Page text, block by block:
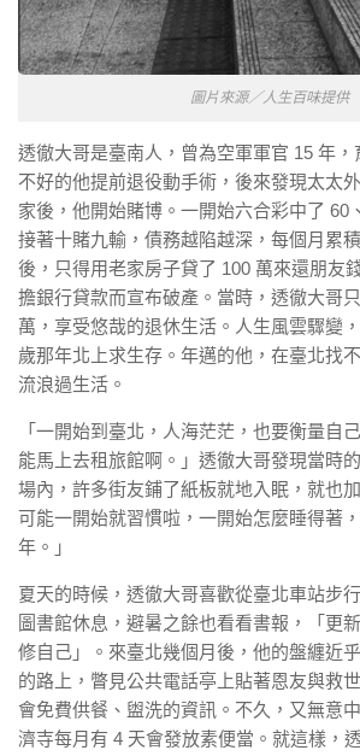
圖片來源／人生百味提供
透徹大哥是臺南人，曾為空軍軍官 15 年
不好的他提前退役動手術，後來發現太太
家後，他開始賭博。一開始六合彩中了 60
接著十賭九輸，債務越陷越深，每個月累
後，只得用老家房子貸了 100 萬來還朋友
擔銀行貸款而宣布破產。當時，透徹大哥
萬，享受悠哉的退休生活。人生風雲驟變
歲那年北上求生存。年邁的他，在臺北找
流浪過生活。
「一開始到臺北，人海茫茫，也要衡量自
能馬上去租旅館啊。」透徹大哥發現當時
場內，許多街友鋪了紙板就地入眠，就也
可能一開始就習慣啦，一開始怎麼睡得著
年。」
夏天的時候，透徹大哥喜歡從臺北車站步
圖書館休息，避暑之餘也看看書報，「更
修自己」。來臺北幾個月後，他的盤纏近
的路上，瞥見公共電話亭上貼著恩友與救
會免費供餐、盥洗的資訊。不久，又無意
濟寺每月有 4 天會發放素便當。就這樣，